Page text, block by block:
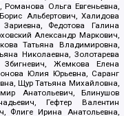
Ольга Евгеньевна,
Альбертович, Халидова
Федотова Галина
Александр Маркович,
Татьяна Владимировна,
Николаевна, Золотарева
Збигневич, Жемкова Елена
Юлия Юрьевна, Саранг
Щур Татьяна Михайловна,
Анатольевич, Блинушов
Гефтер Валентин
Флиге Ирина Анатольевна,